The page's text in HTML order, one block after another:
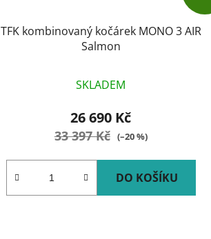
TFK kombinovaný kočárek MONO 3 AIR
Salmon
SKLADEM
26 690 Kč
33 397 Kč (–20 %)
DO KOŠÍKU